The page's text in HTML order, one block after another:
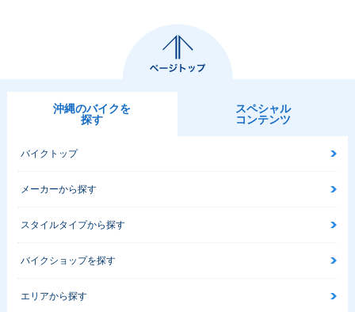
沖縄のバイクを
探す
スペシャル
コンテンツ
バイクトップ
メーカーから探す
スタイルタイプから探す
バイクショップを探す
エリアから探す